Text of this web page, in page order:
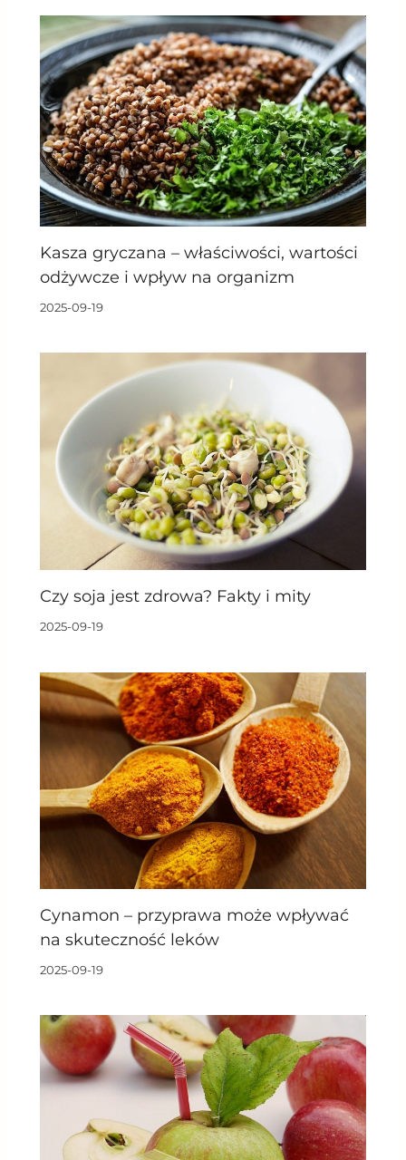
Kasza gryczana – właściwości, wartości
odżywcze i wpływ na organizm
2025-09-19
Czy soja jest zdrowa? Fakty i mity
2025-09-19
Cynamon – przyprawa może wpływać
na skuteczność leków
2025-09-19